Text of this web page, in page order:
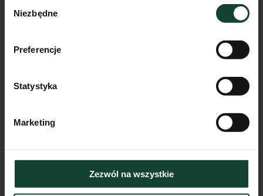
zgody
Niezbędne
Preferencje
Statystyka
Marketing
Zezwól na wszystkie
Pokoje
Przejdź do karty mieszkania